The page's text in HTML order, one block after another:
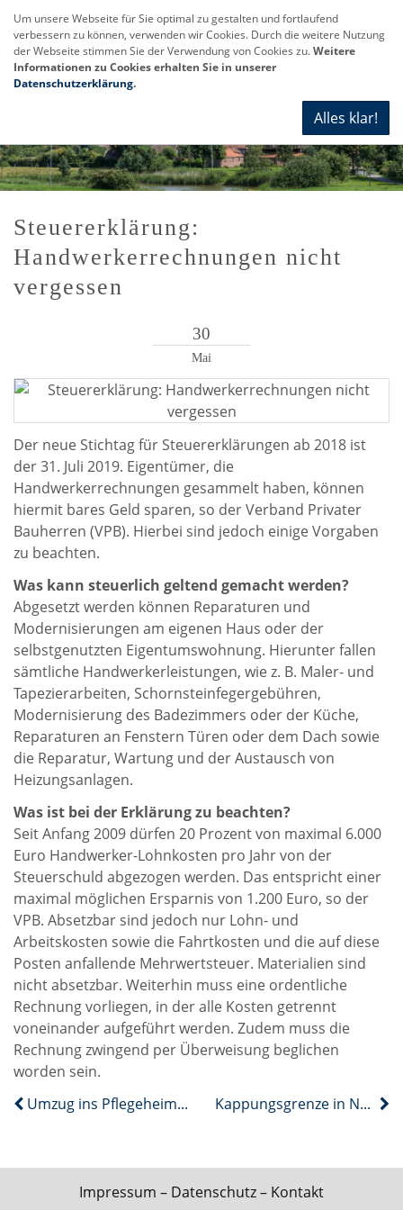
Steuererklärung:
Handwerkerrechnungen nicht
vergessen
30
Mai
Der neue Stichtag für Steuererklärungen ab 2018 ist
der 31. Juli 2019. Eigentümer, die
Handwerkerrechnungen gesammelt haben, können
hiermit bares Geld sparen, so der Verband Privater
Bauherren (VPB). Hierbei sind jedoch einige Vorgaben
zu beachten.
Was kann steuerlich geltend gemacht werden?
Abgesetzt werden können Reparaturen und
Modernisierungen am eigenen Haus oder der
selbstgenutzten Eigentumswohnung. Hierunter fallen
sämtliche Handwerkerleistungen, wie z. B. Maler- und
Tapezierarbeiten, Schornsteinfegergebühren,
Modernisierung des Badezimmers oder der Küche,
Reparaturen an Fenstern Türen oder dem Dach sowie
die Reparatur, Wartung und der Austausch von
Heizungsanlagen.
Was ist bei der Erklärung zu beachten?
Seit Anfang 2009 dürfen 20 Prozent von maximal 6.000
Euro Handwerker-Lohnkosten pro Jahr von der
Steuerschuld abgezogen werden. Das entspricht einer
maximal möglichen Ersparnis von 1.200 Euro, so der
VPB. Absetzbar sind jedoch nur Lohn- und
Arbeitskosten sowie die Fahrtkosten und die auf diese
Posten anfallende Mehrwertsteuer. Materialien sind
nicht absetzbar. Weiterhin muss eine ordentliche
Rechnung vorliegen, in der alle Kosten getrennt
voneinander aufgeführt werden. Zudem muss die
Rechnung zwingend per Überweisung beglichen
worden sein.
Umzug ins Pflegeheim: Fristlose Kündigung unzulässig
Kappungsgrenze in NRW neu verteilt
Impressum – Datenschutz– Kontakt
Um unsere Webseite für Sie optimal zu gestalten und fortlaufend
verbessern zu können, verwenden wir Cookies. Durch die weitere Nutzung
der Webseite stimmen Sie der Verwendung von Cookies zu.Weitere
Informationen zu Cookies erhalten Sie in unserer
Datenschutzerklärung.
Alles klar!